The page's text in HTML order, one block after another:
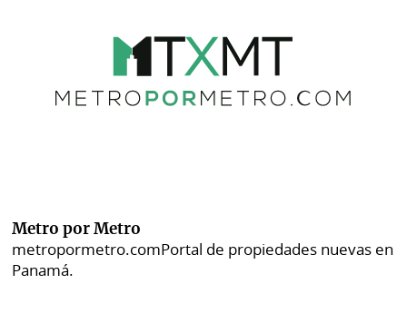
Metro por Metro
metropormetro.comPortal de propiedades nuevas en
Panamá.